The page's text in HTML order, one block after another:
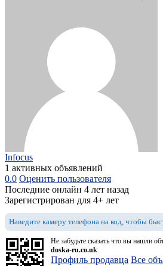
Infocus
1 активных объявлений
0.0 Оценить пользователя
Последние онлайн 4 лет назад
Зарегистрирован для 4+ лет
Наведите камеру телефона на код, чтобы
Не забудьте сказать что вы нашли
doska-ru.co.uk
Профиль продавца Все